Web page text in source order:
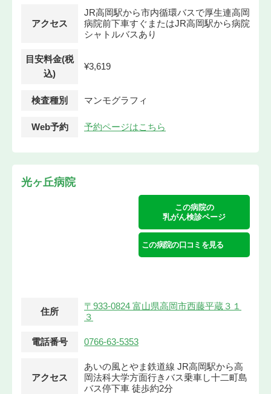
アクセス
JR高岡駅から市内循環バスで厚生連高岡
病院前下車すぐまたはJR高岡駅から病院
シャトルバスあり
目安料金(税
込)
¥3,619
検査種別 マンモグラフィ
Web予約 予約ページはこちら
光ヶ丘病院
この病院の
乳がん検診ページ
この病院の口コミを見る
住所
〒933-0824 富山県高岡市西藤平蔵３１
３
電話番号 0766-63-5353
アクセス
あいの風とやま鉄道線 JR高岡駅から高
岡法科大学方面行きバス乗車し十二町島
バス停下車 徒歩約2分